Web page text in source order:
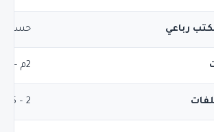
رباعي حسب
2م – 2.4م
2 – 5 أبواب